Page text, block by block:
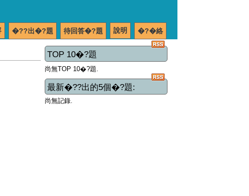
�?�絡
說明
待回答�?題
�??出�?題
TOP 10�?題
尚無TOP 10�?題.
最新�??出的5個�?題:
尚無記錄.